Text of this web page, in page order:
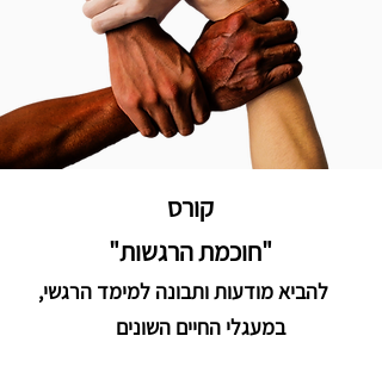
קורס
"חוכמת הרגשות"
להביא מודעות ותבונה למימד הרגשי,
במעגלי החיים השונים